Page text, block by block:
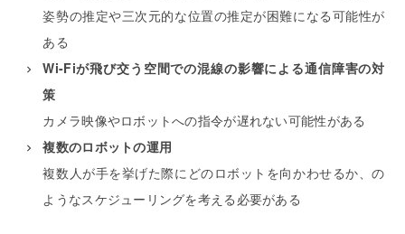
姿勢の推定や三次元的な位置の推定が困難になる可能性が
ある
Wi-Fiが飛び交う空間での混線の影響による通信障害の対
策
カメラ映像やロボットへの指令が遅れない可能性がある
複数のロボットの運用
複数人が手を挙げた際にどのロボットを向かわせるか、の
ようなスケジューリングを考える必要がある